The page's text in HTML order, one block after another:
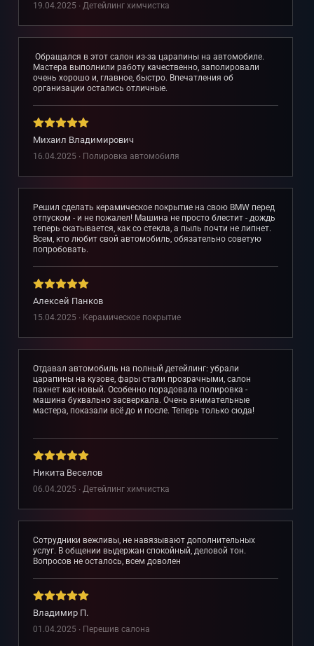
19.04.2025 ∙ Детейлинг химчистка
Обращался в этот салон из-за царапины на автомобиле.
Мастера выполнили работу качественно, заполировали
очень хорошо и, главное, быстро. Впечатления об
организации остались отличные.
Михаил Владимирович
16.04.2025 ∙ Полировка автомобиля
Решил сделать керамическое покрытие на свою BMW перед
отпуском - и не пожалел! Машина не просто блестит - дождь
теперь скатывается, как со стекла, а пыль почти не липнет.
Всем, кто любит свой автомобиль, обязательно советую
попробовать.
Алексей Панков
15.04.2025 ∙ Керамическое покрытие
Отдавал автомобиль на полный детейлинг: убрали
царапины на кузове, фары стали прозрачными, салон
пахнет как новый. Особенно порадовала полировка -
машина буквально засверкала. Очень внимательные
мастера, показали всё до и после. Теперь только сюда!
Никита Веселов
06.04.2025 ∙ Детейлинг химчистка
Сотрудники вежливы, не навязывают дополнительных
услуг. В общении выдержан спокойный, деловой тон.
Вопросов не осталось, всем доволен
Владимир П.
01.04.2025 ∙ Перешив салона